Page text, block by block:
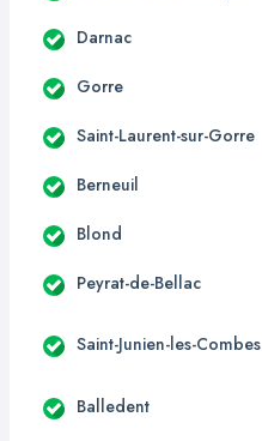
Darnac
Gorre
Saint-Laurent-sur-Gorre
Berneuil
Blond
Peyrat-de-Bellac
Saint-Junien-les-Combes
Balledent